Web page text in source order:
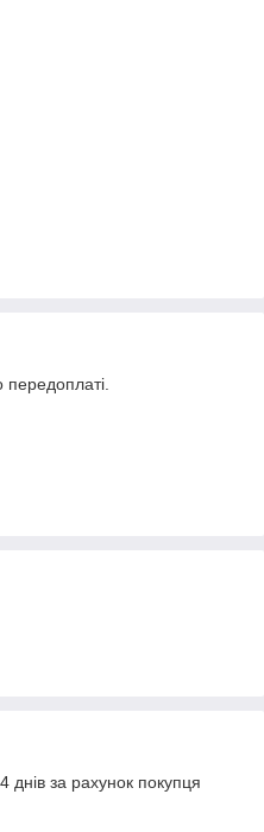
передоплаті.
за рахунок покупця